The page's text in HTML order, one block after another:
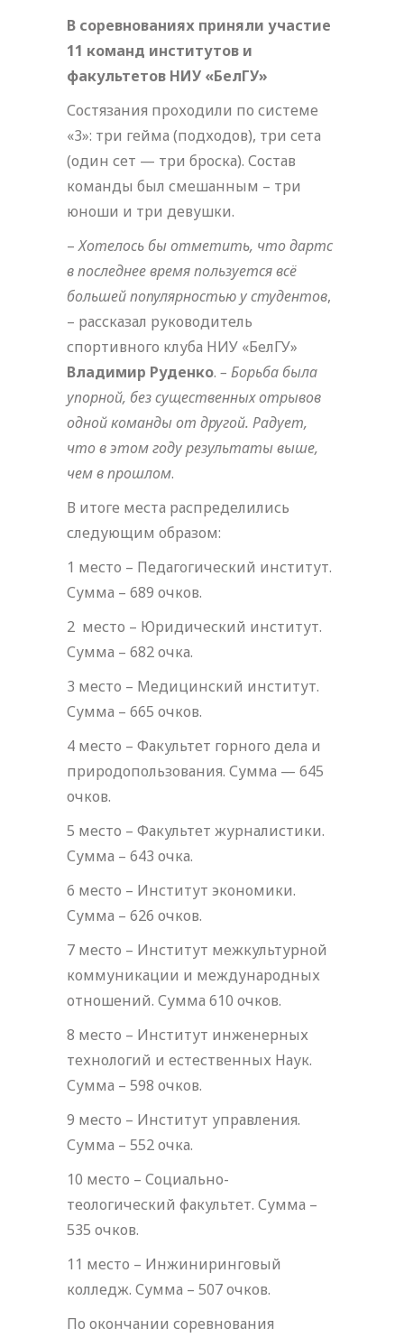
В соревнованиях приняли участие
11 команд институтов и
факультетов НИУ «БелГУ»
Состязания проходили по системе
«3»: три гейма (подходов), три сета
(один сет — три броска). Состав
команды был смешанным – три
юноши и три девушки.
–Хотелось бы отметить, что дартс
в последнее время пользуется всё
большей популярностью у студентов,
– рассказал руководитель
спортивного клуба НИУ «БелГУ»
Владимир Руденко. – Борьба была
упорной, без существенных отрывов
одной команды от другой. Радует,
что в этом году результаты выше,
чем в прошлом.
В итоге места распределились
следующим образом:
1 место – Педагогический институт.
Сумма – 689 очков.
2 место – Юридический институт.
Сумма – 682 очка.
3 место – Медицинский институт.
Сумма – 665 очков.
4 место – Факультет горного дела и
природопользования. Сумма — 645
очков.
5 место – Факультет журналистики.
Сумма – 643 очка.
6 место – Институт экономики.
Сумма – 626 очков.
7 место – Институт межкультурной
коммуникации и международных
отношений. Сумма 610 очков.
8 место – Институт инженерных
технологий и естественных Наук.
Сумма – 598 очков.
9 место – Институт управления.
Сумма – 552 очка.
10 место – Социально-
теологический факультет. Сумма –
535 очков.
11 место – Инжиниринговый
колледж. Сумма – 507 очков.
По окончании соревнования